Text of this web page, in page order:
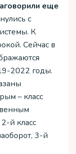
еще
с
К
Сейчас в
2022 годы.
– класс
й класс
3-й